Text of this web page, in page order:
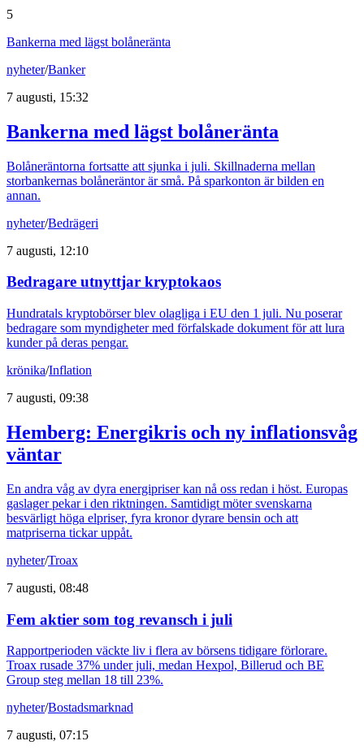
5
Bankerna med lägst bolåneränta
nyheter/Banker
7 augusti, 15:32
Bankerna med lägst bolåneränta
Bolåneräntorna fortsatte att sjunka i juli. Skillnaderna mellan
storbankernas bolåneräntor är små. På sparkonton är bilden en
annan.
nyheter/Bedrägeri
7 augusti, 12:10
Bedragare utnyttjar kryptokaos
Hundratals kryptobörser blev olagliga i EU den 1 juli. Nu poserar
bedragare som myndigheter med förfalskade dokument för att lura
kunder på deras pengar.
krönika/Inflation
7 augusti, 09:38
Hemberg: Energikris och ny inflationsvåg
väntar
En andra våg av dyra energipriser kan nå oss redan i höst. Europas
gaslager pekar i den riktningen. Samtidigt möter svenskarna
besvärligt höga elpriser, fyra kronor dyrare bensin och att
matpriserna tickar uppåt.
nyheter/Troax
7 augusti, 08:48
Fem aktier som tog revansch i juli
Rapportperioden väckte liv i flera av börsens tidigare förlorare.
Troax rusade 37% under juli, medan Hexpol, Billerud och BE
Group steg mellan 18 till 23%.
nyheter/Bostadsmarknad
7 augusti, 07:15